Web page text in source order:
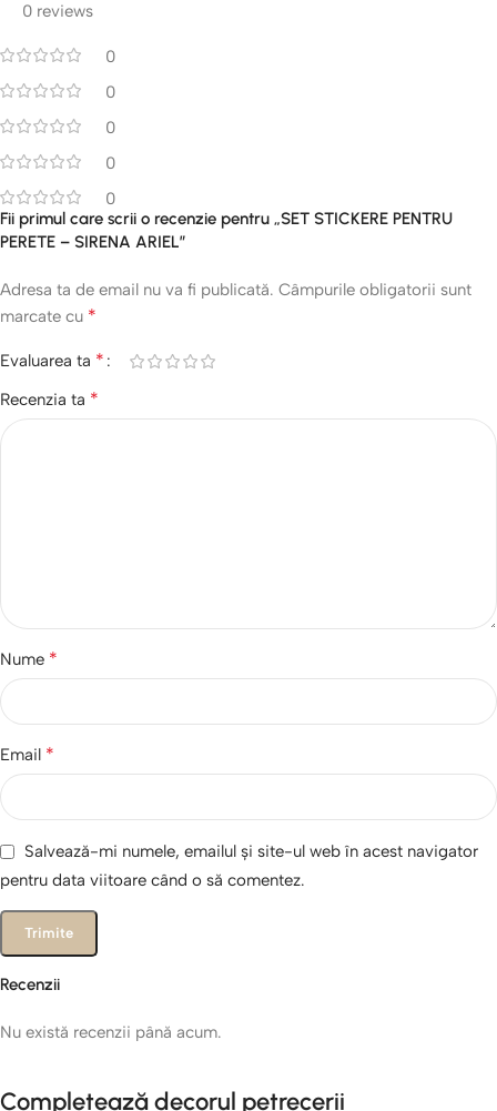
0 reviews
0
0
0
0
0
Recenzii
Nu există recenzii până acum.
Fii primul care scrii o recenzie pentru „SET STICKERE PENTRU
PERETE – SIRENA ARIEL”
Adresa ta de email nu va fi publicată. Câmpurile obligatorii sunt
marcate cu *
Evaluarea ta *
Recenzia ta *
Nume *
Email *
Salvează-mi numele, emailul și site-ul web în acest navigator
pentru data viitoare când o să comentez.
Completează decorul petrecerii